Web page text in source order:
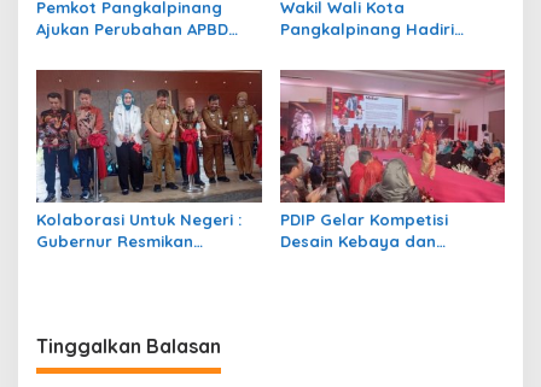
Pemkot Pangkalpinang
Ajukan Perubahan APBD
Defisit Ditutup SiLPA
Rp69,33 Miliar
Wakil Wali Kota
Pangkalpinang Hadiri
Ajak Generasi Muda Rawat
Demokrasi
Kolaborasi Untuk Negeri :
Gubernur Resmikan
PDIP Gelar Kompetisi
Desain Kebaya dan
Tinggalkan Balasan